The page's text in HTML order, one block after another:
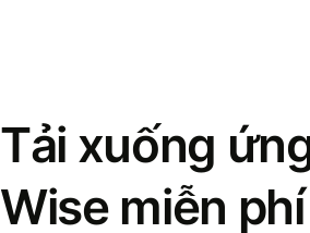
Tải xuống
Wise miễn